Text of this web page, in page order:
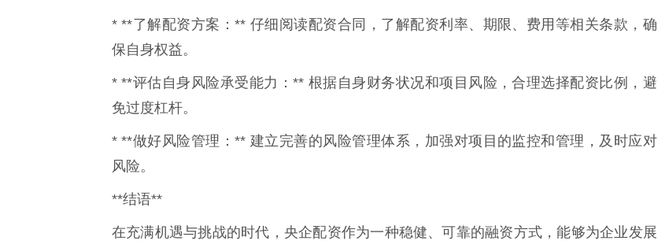
* **了解配资方案：** 仔细阅读配资合同，了解配资利率、期限、费用等相关条款，确
保自身权益。
* **评估自身风险承受能力：** 根据自身财务状况和项目风险，合理选择配资比例，避
免过度杠杆。
* **做好风险管理：** 建立完善的风险管理体系，加强对项目的监控和管理，及时应对
风险。
**结语**
在充满机遇与挑战的时代，央企配资作为一种稳健、可靠的融资方式，能够为企业发展